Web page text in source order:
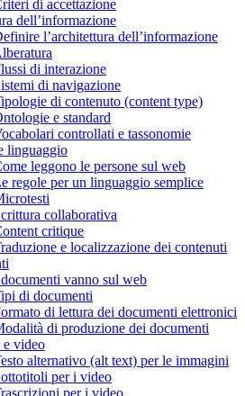
di accettazione
dell’informazione
l’architettura dell’informazione
di interazione
di navigazione
di contenuto (content type)
e standard
controllati e tassonomie
linguaggio
leggono le persone sul web
regole per un linguaggio semplice
collaborativa
critique
e localizzazione dei contenuti
vanno sul web
di documenti
di lettura dei documenti elettronici
di produzione dei documenti
video
alternativo (alt text) per le immagini
per i video
per i video